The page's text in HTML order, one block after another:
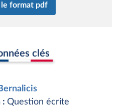
le format pdf
clés
: Question écrite